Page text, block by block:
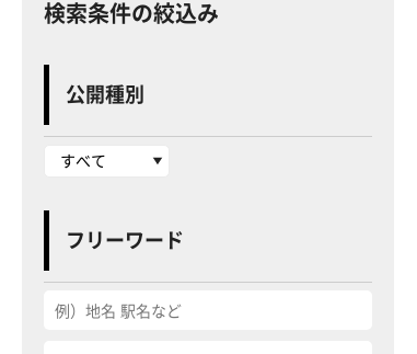
検索条件の絞込み
公開種別
フリーワード